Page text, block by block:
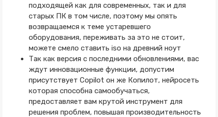
подходящей как для современных, так и для
старых ПК в том числе, поэтому мы опять
возвращаемся к теме устаревшего
оборудования, переживать за это не стоит,
можете смело ставить iso на древний ноут
Так как версия с последними обновлениями, вас
ждут инновационные функции, допустим
присутствует Copilot он же Копилот, нейросеть
которая способна самообучаться,
предоставляет вам крутой инструмент для
решения проблем, повышая производительность